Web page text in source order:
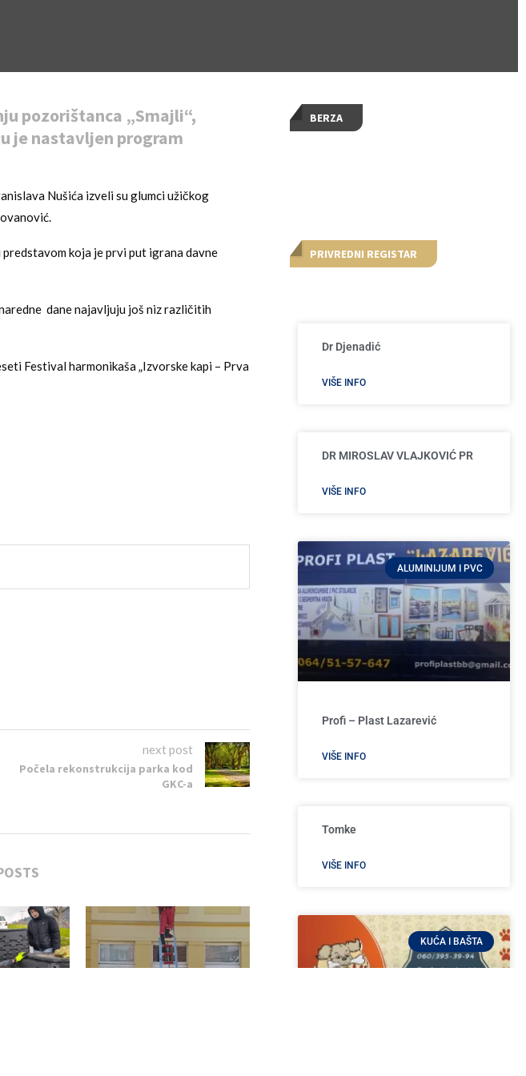
pozorištanca „Smajli“,
je nastavljen program
Nušića izveli su glumci užičkog
koja je prvi put igrana davne
dane najavljuju još niz različitih
Festival harmonikaša „Izvorske kapi – Prva
next post
Počela rekonstrukcija parka kod
GKC-a
BERZA
PRIVREDNI REGISTAR
Dr Djenadić
VIŠE INFO
DR MIROSLAV VLAJKOVIĆ PR
VIŠE INFO
ALUMINIJUM I PVC
Profi – Plast Lazarević
VIŠE INFO
Tomke
VIŠE INFO
KUĆA I BAŠTA